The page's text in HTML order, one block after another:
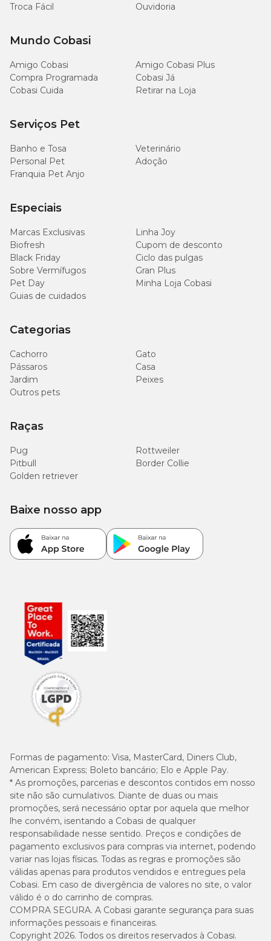
Troca Fácil
Ouvidoria
Mundo Cobasi
Amigo Cobasi
Amigo Cobasi Plus
Compra Programada
Cobasi Já
Cobasi Cuida
Retirar na Loja
Serviços Pet
Banho e Tosa
Veterinário
Personal Pet
Adoção
Franquia Pet Anjo
Especiais
Marcas Exclusivas
Linha Joy
Biofresh
Cupom de desconto
Black Friday
Ciclo das pulgas
Sobre Vermífugos
Gran Plus
Pet Day
Minha Loja Cobasi
Guias de cuidados
Categorias
Cachorro
Gato
Pássaros
Casa
Jardim
Peixes
Outros pets
Raças
Pug
Rottweiler
Pitbull
Border Collie
Golden retriever
Formas de pagamento: Visa, MasterCard, Diners Club,
American Express; Boleto bancário; Elo e Apple Pay.
* As promoções, parcerias e descontos contidos em nosso
site não são cumulativos. Diante de duas ou mais
promoções, será necessário optar por aquela que melhor
lhe convém, isentando a Cobasi de qualquer
responsabilidade nesse sentido. Preços e condições de
pagamento exclusivos para compras via internet, podendo
variar nas lojas físicas. Todas as regras e promoções são
válidas apenas para produtos vendidos e entregues pela
Cobasi. Em caso de divergência de valores no site, o valor
válido é o do carrinho de compras.
COMPRA SEGURA. A Cobasi garante segurança para suas
informações pessoais e financeiras.
Copyright 2026. Todos os direitos reservados à Cobasi.
Baixe nosso app